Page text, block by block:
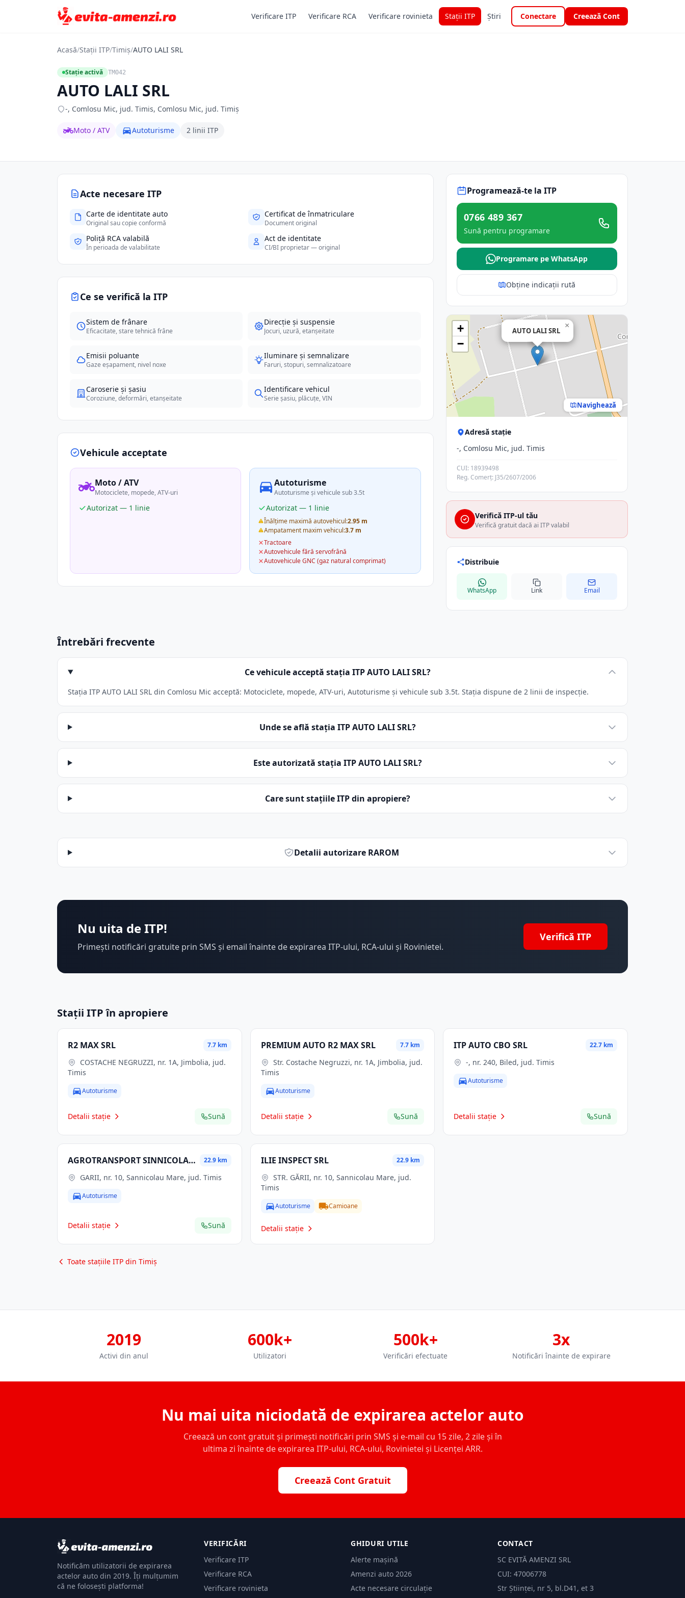
Verificare ITP Verificare RCA Verificare rovinieta Stații ITP Știri Conectare Creează Cont
Acasă/Stații ITP/Timiș/AUTO LALI SRL
Stație activă TM042
AUTO LALI SRL
-, Comlosu Mic, jud. Timis, Comlosu Mic, jud. Timiș
Moto / ATV Autoturisme 2 linii ITP
Acte necesare ITP
Carte de identitate auto
Original sau copie conformă
Certificat de înmatriculare
Document original
Poliță RCA valabilă
În perioada de valabilitate
Act de identitate
CI/BI proprietar — original
Ce se verifică la ITP
Sistem de frânare
Eficacitate, stare tehnică frâne
Direcție și suspensie
Jocuri, uzură, etanșeitate
Emisii poluante
Gaze eșapament, nivel noxe
Iluminare și semnalizare
Faruri, stopuri, semnalizatoare
Caroserie și șasiu
Coroziune, deformări, etanșeitate
Identificare vehicul
Serie șasiu, plăcuțe, VIN
Vehicule acceptate
Moto / ATV
Motociclete, mopede, ATV-uri
Autorizat — 1 linie
Autoturisme
Autoturisme și vehicule sub 3.5t
Autorizat — 1 linie
Înălțime maximă autovehicul:2.95 m
Ampatament maxim vehicul:3.7 m
Tractoare
Autovehicule fără servofrână
Autovehicule GNC (gaz natural comprimat)
Programează-te la ITP
0766 489 367
Sună pentru programare
Programare pe WhatsApp
Obține indicații rută
AUTO LALI SRL
×
+
−
Navighează
Adresă stație
-, Comlosu Mic, jud. Timis
CUI: 18939498
Reg. Comerț: J35/2607/2006
Verifică ITP-ul tău
Verifică gratuit dacă ai ITP valabil
Distribuie
WhatsApp Link Email
Întrebări frecvente
Ce vehicule acceptă stația ITP AUTO LALI SRL?
Stația ITP AUTO LALI SRL din Comlosu Mic acceptă: Motociclete, mopede, ATV-uri, Autoturisme și vehicule sub 3.5t. Stația dispune de 2 linii de inspecție.
Unde se află stația ITP AUTO LALI SRL?
Este autorizată stația ITP AUTO LALI SRL?
Care sunt stațiile ITP din apropiere?
Detalii autorizare RAROM
Nu uita de ITP!
Primești notificări gratuite prin SMS și email înainte de expirarea ITP-ului, RCA-ului și Rovinietei.
Verifică ITP
Stații ITP în apropiere
R2 MAX SRL 7.7 km
Timis
Autoturisme
Detalii stație Sună
PREMIUM AUTO R2 MAX SRL 7.7 km
Timis
Autoturisme
Detalii stație Sună
ITP AUTO CBO SRL 22.7 km
-, nr. 240, Biled, jud. Timis
Autoturisme
Detalii stație Sună
AGROTRANSPORT SINNICOLAU MARE SA 22.9 km
GARII, nr. 10, Sannicolau Mare, jud. Timis
Autoturisme
Detalii stație Sună
ILIE INSPECT SRL 22.9 km
Timis
Autoturisme Camioane
Detalii stație
Toate stațiile ITP din Timiș
2019
Activi din anul
600k+
Utilizatori
500k+
Verificări efectuate
3x
Notificări înainte de expirare
Nu mai uita niciodată de expirarea actelor auto
Creează un cont gratuit și primești notificări prin SMS și e-mail cu 15 zile, 2 zile și în
ultima zi înainte de expirarea ITP-ului, RCA-ului, Rovinietei și Licenței ARR.
Creează Cont Gratuit
Notificăm utilizatorii de expirarea
actelor auto din 2019. Îți mulțumim
că ne folosești platforma!
VERIFICĂRI
Verificare ITP
Verificare RCA
Verificare rovinieta
GHIDURI UTILE
Alerte mașină
Amenzi auto 2026
Acte necesare circulație
CONTACT
SC EVITĂ AMENZI SRL
CUI: 47006778
Str Științei, nr 5, bl.D41, et 3